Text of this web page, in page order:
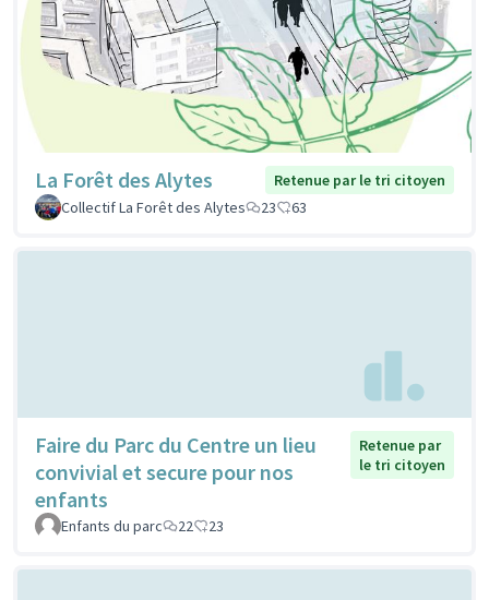
La Forêt des Alytes
Retenue par le tri citoyen
Collectif La Forêt des Alytes
23 63
Faire du Parc du Centre un lieu
convivial et secure pour nos
enfants
Retenue par
le tri citoyen
Enfants du parc 22 23